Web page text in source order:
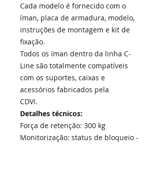
Cada modelo é fornecido com o
íman, placa de armadura, modelo,
instruções de montagem e kit de
fixação.
Todos os íman dentro da linha C-
Line são totalmente compatíveis
com os suportes, caixas e
acessórios fabricados pela
CDVI.
Detalhes técnicos:
Força de retenção: 300 kg
Monitorização: status de bloqueio -